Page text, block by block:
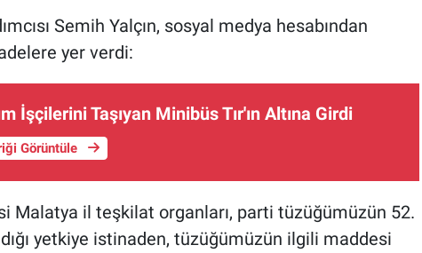
Semih Yalçın, sosyal medya hesabından
yer verdi:
İşçilerini Taşıyan Minibüs Tır'ın Altına Girdi
Görüntüle
Malatya il teşkilat organları, parti tüzüğümüzün 52.
yetkiye istinaden, tüzüğümüzün ilgili maddesi